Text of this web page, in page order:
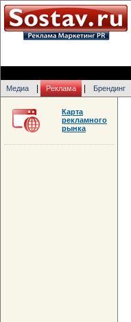
Медиа Реклама Брендинг
Карта
рекламного
рынка